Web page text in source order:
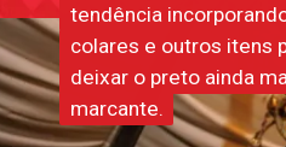
tendência
colares e outros itens
deixar o preto ainda
marcante.
tendência
colares e outros itens
deixar o preto ainda
marcante.